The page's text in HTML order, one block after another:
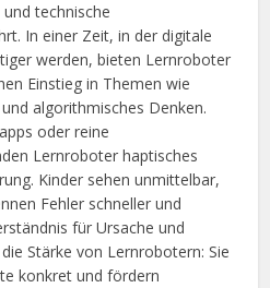
technische
In einer Zeit, in der digitale
werden, bieten Lernroboter
Einstieg in Themen wie
algorithmisches Denken.
oder reine
Lernroboter haptisches
Kinder sehen unmittelbar,
Fehler schneller und
für Ursache und
Stärke von Lernrobotern: Sie
konkret und fördern